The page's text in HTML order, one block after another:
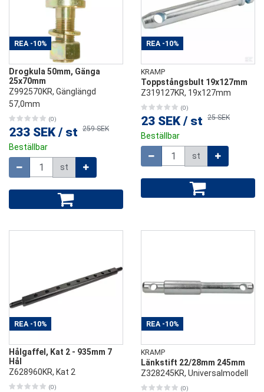
REA -10%
Drogkula 50mm, Gänga
25x70mm
Z992570KR, Gänglängd
57,0mm
(0)
233 SEK / st 259 SEK
Beställbar
st
REA -10%
KRAMP
Toppstångsbult 19x127mm
Z319127KR, 19x127mm
(0)
23 SEK / st 25 SEK
Beställbar
st
REA -10%
Hålgaffel, Kat 2 - 935mm 7
Hål
Z628960KR, Kat 2
(0)
REA -10%
KRAMP
Länkstift 22/28mm 245mm
Z328245KR, Universalmodell
(0)